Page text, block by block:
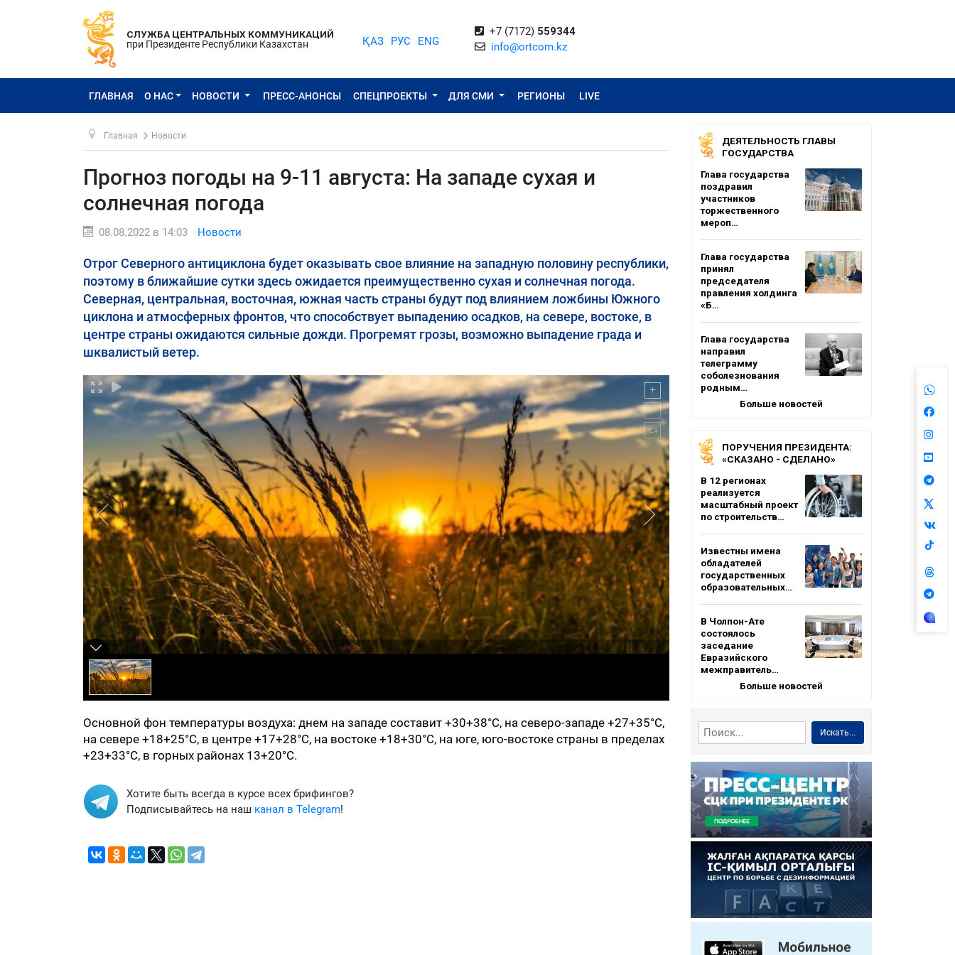
СЛУЖБА ЦЕНТРАЛЬНЫХ КОММУНИКАЦИЙ
при Президенте Республики Казахстан
ҚАЗ РУС ENG
+7 (7172) 559344
info@ortcom.kz
ГЛАВНАЯ О НАС НОВОСТИ ПРЕСС-АНОНСЫ СПЕЦПРОЕКТЫ ДЛЯ СМИ РЕГИОНЫ LIVE
Главная Новости
Прогноз погоды на 9-11 августа: На западе сухая и
солнечная погода
08.08.2022 в 14:03 Новости
Отрог Северного антициклона будет оказывать свое влияние на западную половину республики,
поэтому в ближайшие сутки здесь ожидается преимущественно сухая и солнечная погода.
Северная, центральная, восточная, южная часть страны будут под влиянием ложбины Южного
циклона и атмосферных фронтов, что способствует выпадению осадков, на севере, востоке, в
центре страны ожидаются сильные дожди. Прогремят грозы, возможно выпадение града и
шквалистый ветер.
Основной фон температуры воздуха: днем на западе составит +30+38°С, на северо-западе +27+35°С,
на севере +18+25°С, в центре +17+28°С, на востоке +18+30°С, на юге, юго-востоке страны в пределах
+23+33°С, в горных районах 13+20°С.
Хотите быть всегда в курсе всех брифингов?
Подписывайтесь на наш канал в Telegram!
ДЕЯТЕЛЬНОСТЬ ГЛАВЫ
ГОСУДАРСТВА
Глава государства
поздравил
участников
торжественного
мероп…
Глава государства
принял
председателя
правления холдинга
«Б…
Глава государства
направил
телеграмму
соболезнования
родным…
Больше новостей
ПОРУЧЕНИЯ ПРЕЗИДЕНТА:
«СКАЗАНО - СДЕЛАНО»
В 12 регионах
реализуется
масштабный проект
по строительств…
Известны имена
обладателей
государственных
образовательных…
В Чолпон-Ате
состоялось
заседание
Евразийского
межправитель…
Больше новостей
Искать...